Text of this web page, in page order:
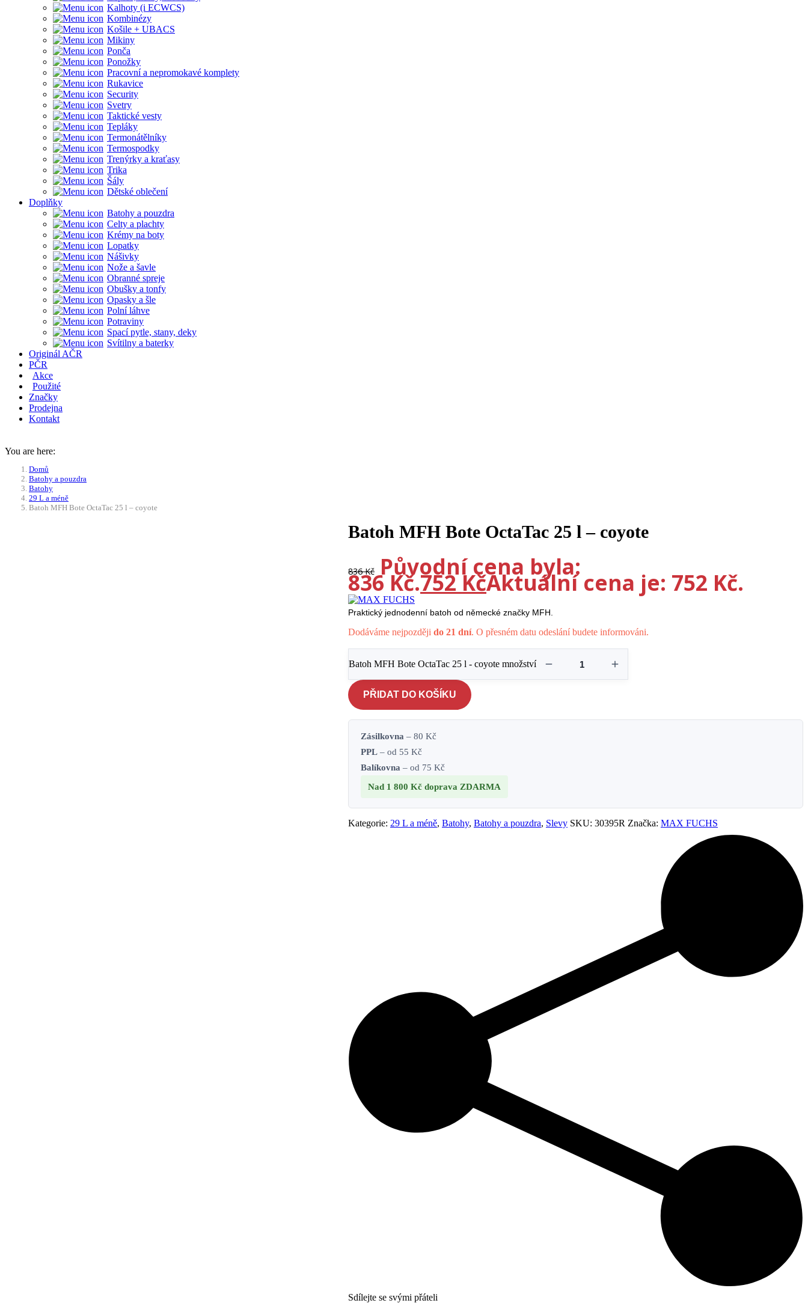
Kalhoty (i ECWCS)
Kombinézy
Košile + UBACS
Mikiny
Ponča
Ponožky
Pracovní a nepromokavé komplety
Rukavice
Security
Svetry
Taktické vesty
Tepláky
Termonátělníky
Termospodky
Trenýrky a kraťasy
Trika
Šály
Dětské oblečení
Doplňky
Batohy a pouzdra
Celty a plachty
Krémy na boty
Lopatky
Nášivky
Nože a šavle
Obranné spreje
Obušky a tonfy
Opasky a šle
Polní láhve
Potraviny
Spací pytle, stany, deky
Svítilny a baterky
Originál AČR
PČR
Akce
Použité
Značky
Prodejna
Kontakt
You are here:
Domů
Batohy a pouzdra
Batohy
29 L a méně
Batoh MFH Bote OctaTac 25 l – coyote
Batoh MFH Bote OctaTac 25 l – coyote
836Kč Původní cena byla:
836 Kč.752KčAktuální cena je: 752 Kč.
Praktický jednodenní batoh od německé značky MFH.
Dodáváme nejpozdějido 21 dní. O přesném datu odeslání budete informováni.
Batoh MFH Bote OctaTac 25 l - coyote množství
PŘIDAT DO KOŠÍKU
Zásilkovna – 80 Kč
PPL – od 55 Kč
Balíkovna – od 75 Kč
Nad 1 800 Kčdoprava ZDARMA
Kategorie: 29 L a méně,Batohy,Batohy a pouzdra, Slevy SKU:30395R Značka:MAX FUCHS
Sdílejte se svými přáteli